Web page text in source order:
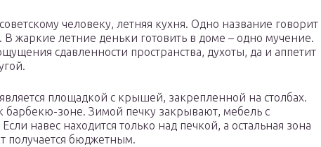
человеку, летняя кухня. Одно название говорит
жаркие летние деньки готовить в доме – одно мучение.
сдавленности пространства, духоты, да и аппетит
площадкой с крышей, закрепленной на столбах.
барбекю-зоне. Зимой печку закрывают, мебель с
навес находится только над печкой, а остальная зона
получается бюджетным.